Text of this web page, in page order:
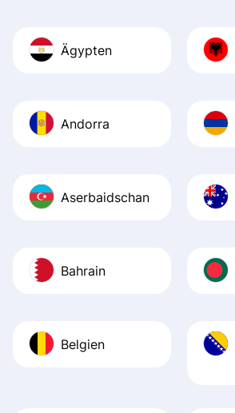
Ägypten
Andorra
Aserbaidschan
Bahrain
Belgien